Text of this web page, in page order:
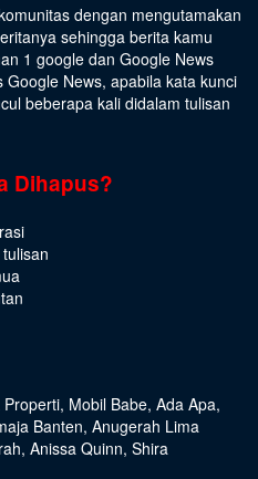
dengan mengutamakan
sehingga berita kamu
1 google dan Google News
News, apabila kata kunci
beberapa kali didalam tulisan
Dihapus?
Properti, Mobil Babe, Ada Apa,
Banten, Anugerah Lima
, Anissa Quinn, Shira